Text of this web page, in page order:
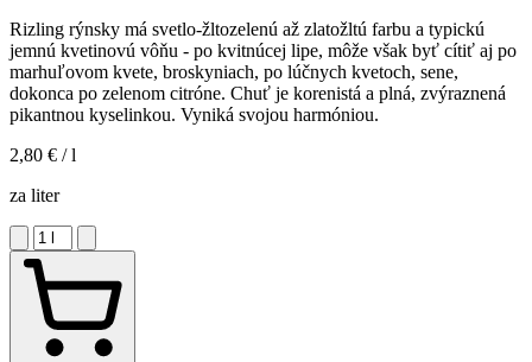
Rizling rýnsky má svetlo-žltozelenú až zlatožltú farbu a typickú
jemnú kvetinovú vôňu - po kvitnúcej lipe, môže však byť cítiť aj po
marhuľovom kvete, broskyniach, po lúčnych kvetoch, sene,
dokonca po zelenom citróne. Chuť je korenistá a plná, zvýraznená
pikantnou kyselinkou. Vyniká svojou harmóniou.
2,80 € / l
za liter